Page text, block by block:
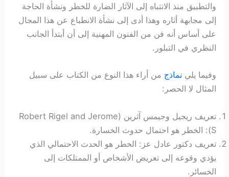
والتطبيق منذ الانتباه إلى الآثار الضارة للخطر ونشأة الحاجة
إلى مجابهة أثاره وهذا أدى إلى نشأة الانطباع عن هذا المجال
على أساس أنه فن من الفنون المهنية إلى أن أبتدأ الجانب
النظري في التبلور.
وفيما يلي نماذج من أراء هذا النوع من الكتاب على سبيل
المثال لا الحصر:
تعريف ريجيل وجيمس آثرين (Robert Rigel and Jerome
S): الخطر هو احتمال حدوث الخسارة.
تعريف دكتور عادل عز: الخطر هو الحدث الاحتمالي الذي
يؤدي وقوعه إلى تعريض الأشخاص أو الممتلكات إلى
الخسائر.